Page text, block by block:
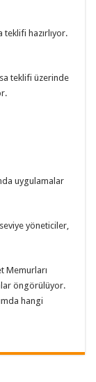
hazırlıyor.
teklifi üzerinde
uygulamalar
yöneticiler,
Memurları
öngörülüyor.
hangi